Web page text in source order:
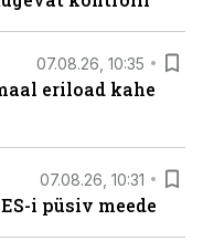
07.08.26, 10:35
eriload kahe
07.08.26, 10:31
i püsiv meede